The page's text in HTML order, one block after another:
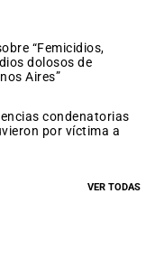
“Femicidios,
dolosos de
Aires”
condenatorias
por víctima a
VER TODAS